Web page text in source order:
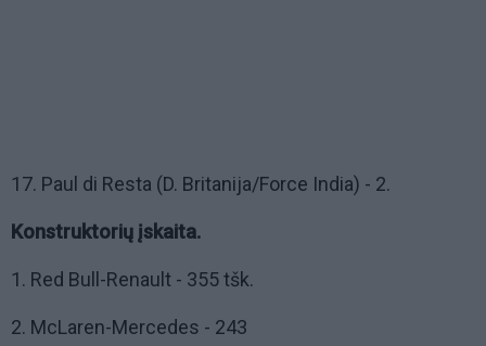
17. Paul di Resta (D. Britanija/Force India) - 2.
Konstruktorių įskaita.
1. Red Bull-Renault - 355 tšk.
2. McLaren-Mercedes - 243